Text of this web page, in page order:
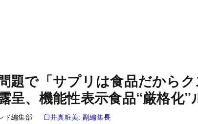
題で「サプリは食品だから
呈、機能性表示食品“厳格化
ド編集部 臼井真粧美:副編集長